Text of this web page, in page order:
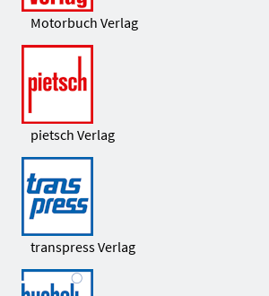
Motorbuch Verlag
pietsch Verlag
transpress Verlag